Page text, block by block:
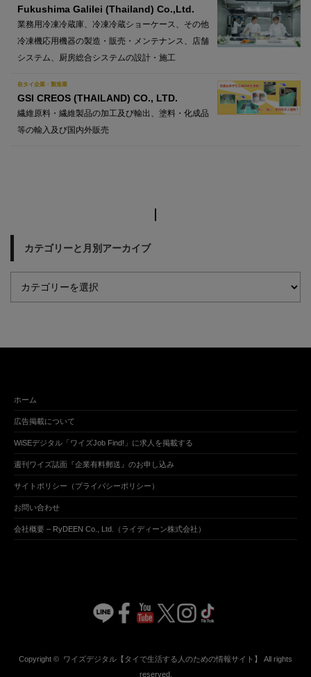
Fukushima Galilei (Thailand) Co.,Ltd.
業務用冷凍冷蔵庫、冷凍冷蔵ショーケース、その他
冷凍機応用機器の製造・販売・メンテナンス、店舗
システム、厨房総合システムの設計・施工
在タイ企業・製造業
GSI CREOS (THAILAND) CO., LTD.
繊維原料・繊維製品の加工及び輸出、塗料・化成品
等の輸入及び国内外販売
カテゴリーと月別アーカイブ
ホーム
広告掲載について
WiSEデジタル「ワイズJob Find!」に求人を掲載する
週刊ワイズ誌面『企業有料郵送』のお申し込み
サイトポリシー（プライバシーポリシー）
お問い合わせ
会社概要 – RyDEEN Co., Ltd.（ライディーン株式会社）
Copyright © ワイズデジタル【タイで生活する人のための情報サイト】
All rights
reserved.